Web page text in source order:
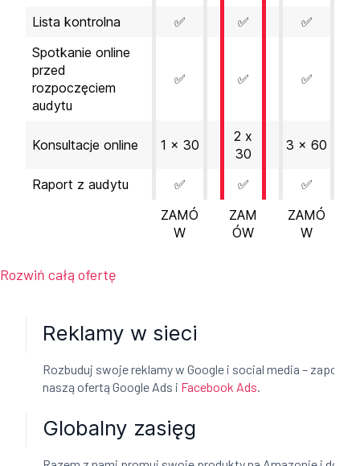
Lista kontrolna
✅ ✅
✅
Spotkanie online
przed
rozpoczęciem
audytu
✅ ✅ ✅
Konsultacje online 1 x 30
2 x
30
3 x 60
Raport z audytu ✅ ✅
✅
ZAMÓ
W
ZAM
ÓW
ZAMÓ
W
Rozwiń całą ofertę
Reklamy w sieci
Rozbuduj swoje reklamy w Google i social media –
naszą ofertą Google Ads i Facebook Ads
Globalny zasięg